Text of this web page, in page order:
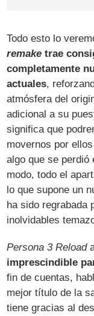
Todo esto lo
remake trae
completamente
actuales,
atmósfera del
adicional a su
significa que
movernos por
algo que se perdió
modo, todo el
lo que supone un
ha sido regrabada
inolvidables
Persona 3 Reload
imprescindible
fin de cuentas,
mejor título de la
tiene gracias al